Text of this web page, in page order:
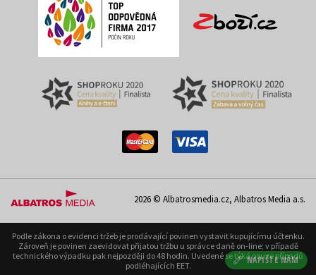
NAPIŠTE NÁM
2026 © Albatrosmedia.cz, Albatros Media a.s.
Podle zákona o evidenci tržeb je prodávající povinen vystavit kupujícímu účtenku.
Zároveň je povinen zaevidovat přijatou tržbu u správce daně on-line; v případě
technického výpadku pak nejpozději do 48 hodin. Uvedené se týká pouze případů
podléhajících EET.